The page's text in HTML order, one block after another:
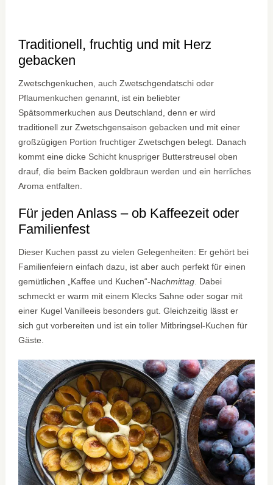
Traditionell, fruchtig und mit Herz
gebacken
Zwetschgenkuchen, auch Zwetschgendatschi oder
Pflaumenkuchen genannt, ist ein beliebter
Spätsommerkuchen aus Deutschland, denn er wird
traditionell zur Zwetschgensaison gebacken und mit einer
großzügigen Portion fruchtiger Zwetschgen belegt. Danach
kommt eine dicke Schicht knuspriger Butterstreusel oben
drauf, die beim Backen goldbraun werden und ein herrliches
Aroma entfalten.
Für jeden Anlass – ob Kaffeezeit oder
Familienfest
Dieser Kuchen passt zu vielen Gelegenheiten: Er gehört bei
Familienfeiern einfach dazu, ist aber auch perfekt für einen
gemütlichen „Kaffee und Kuchen“-Nachmittag . Dabei
schmeckt er warm mit einem Klecks Sahne oder sogar mit
einer Kugel Vanilleeis besonders gut. Gleichzeitig lässt er
sich gut vorbereiten und ist ein toller Mitbringsel-Kuchen für
Gäste.